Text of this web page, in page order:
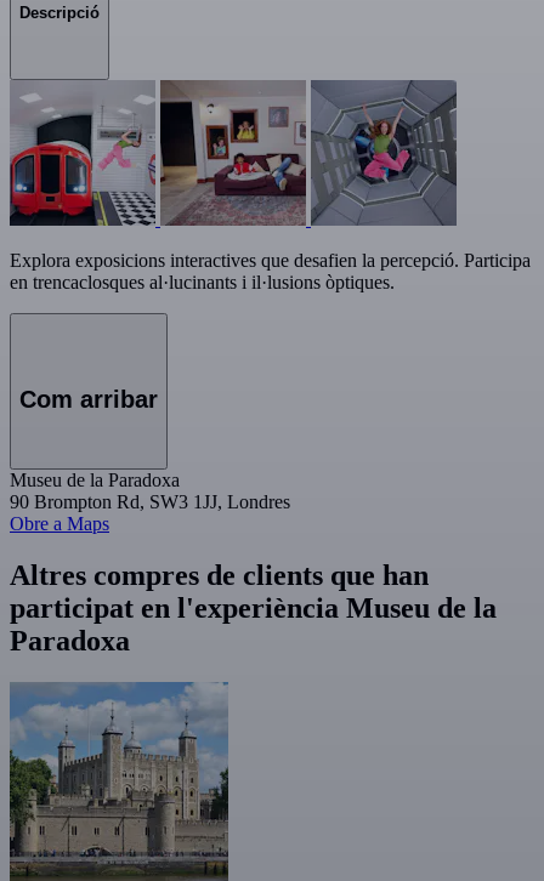
Descripció
Explora exposicions interactives que desafien la percepció. Participa
en trencaclosques al·lucinants i il·lusions òptiques.
Com arribar
Museu de la Paradoxa
90 Brompton Rd, SW3 1JJ, Londres
Obre a Maps
Altres compres de clients que han
participat en l'experiència Museu de la
Paradoxa